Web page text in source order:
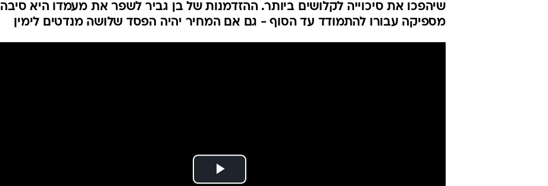
שיהפכו את סיכוייה לקלושים ביותר. ההזדמנות של בן גביר לשפר את מעמדו היא סיבה
מספיקה עבורו להתמודד עד הסוף - גם אם המחיר יהיה הפסד שלושה מנדטים לימין